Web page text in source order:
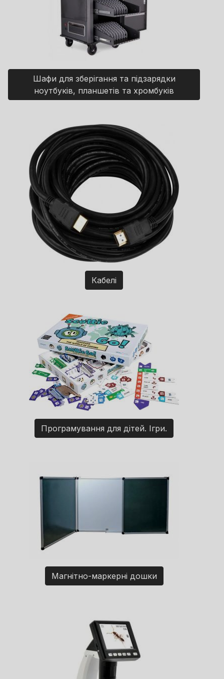
Шафи для зберігання та підзарядки
ноутбуків, планшетів та хромбуків
Кабелі
Програмування для дітей. Ігри.
Магнітно-маркерні дошки